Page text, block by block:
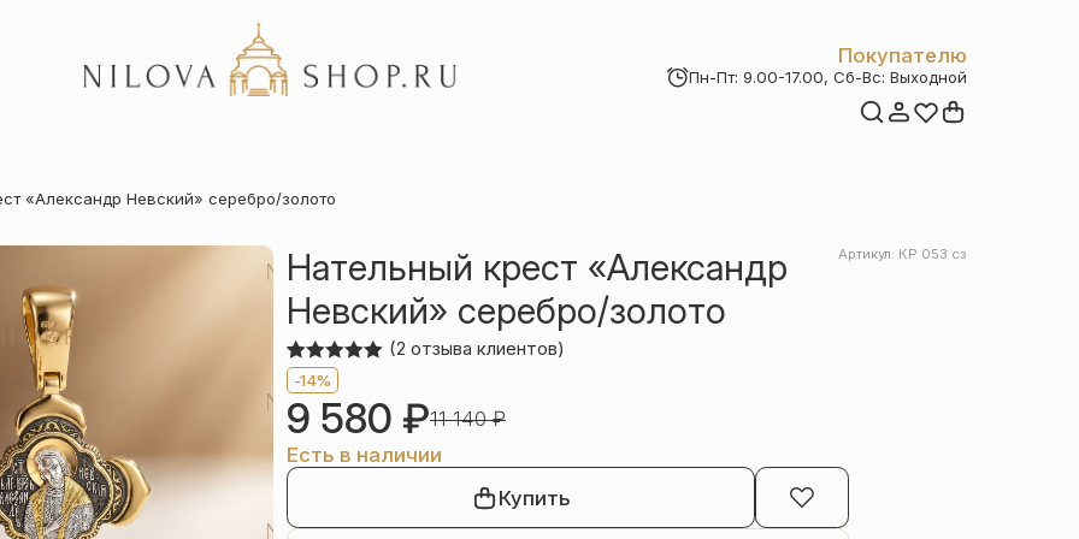
Покупателю
Акции
Пн-Пт: 9.00-17.00, Сб-Вс: Выходной
Акции
Статьи
«Александр Невский» серебро/золото
Нательный крест «Александр
Невский» серебро/золото
Артикул: КР 053 сз
Рейтинг
5.00из 5
на основе
опроса
2
(2 отзыва клиентов)
-14%
9 580 ₽11 140₽
Есть в наличии
Купить